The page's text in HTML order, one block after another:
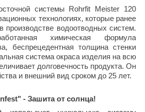
системы Rohrfit Meister 120
технологиях, которые ранее
производстве водоотводных систем.
химическая формула
беспрецедентная толщина стенки
система окраса изделия на всю
долговечность продукта. Он
и внешний вид сроком до 25 лет.
- Зашита от солнца!